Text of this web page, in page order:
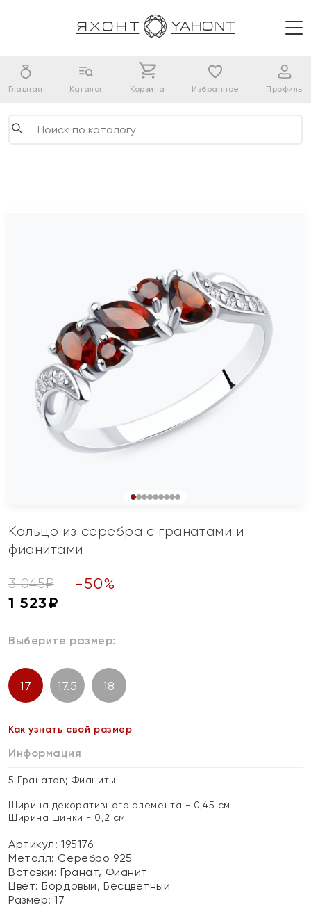
Главная Каталог Корзина Избранное Профиль
Кольцо из серебра с гранатами и
фианитами
3 045₽ -50%
1 523₽
Выберите размер:
17 17.5 18
Как узнать свой размер
Информация
5 Гранатов; Фианиты
Ширина декоративного элемента - 0,45 см
Ширина шинки - 0,2 см
Артикул: 195176
Металл: Серебро 925
Вставки:Гранат, Фианит
Цвет:Бордовый, Бесцветный
Размер:17